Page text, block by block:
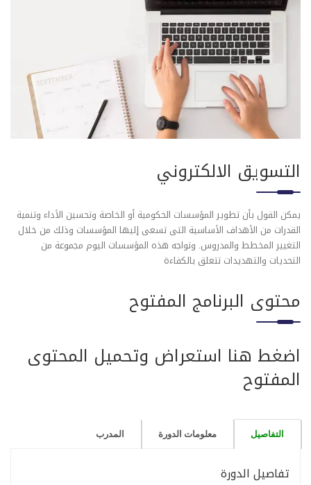
التسويق الالكتروني
يمكن القول بأن تطوير المؤسسات الحكومية أو الخاصة وتحسين الأداء وتنمية
القدرات من الأهداف الأساسية التى تسعى إليها المؤسسات وذلك من خلال
التغيير المخطط والمدروس. وتواجه هذه المؤسسات اليوم مجموعة من
التحديات والتهديدات تتعلق بالكفاءة
محتوى البرنامج المفتوح
اضغط هنا استعراض وتحميل المحتوى
المفتوح
التفاصيل معلومات الدورة المدرب
تفاصيل الدورة